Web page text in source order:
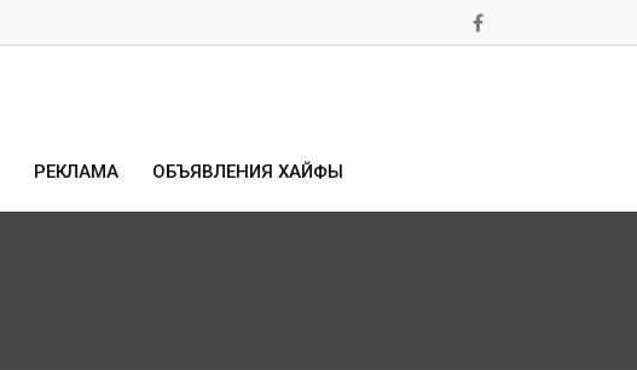
РЕКЛАМА ОБЪЯВЛЕНИЯ ХАЙФЫ